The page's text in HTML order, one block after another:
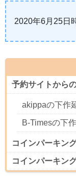
2020年6月25日
予約サイトから
akippaの下作
B-Timesの下
コインパーキン
コインパーキン